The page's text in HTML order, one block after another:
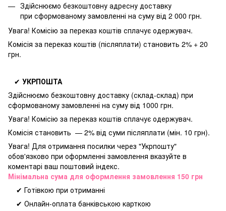
Здійснюємо безкоштовну адресну доставку
при сформованому замовленні на суму від 2 000 грн.
Увага! Комісію за переказ коштів сплачує одержувач.
Комісія за переказ коштів (післяплати) становить 2% + 20
грн.
✔ УКРПОШТА
Здійснюємо безкоштовну доставку (склад-склад) при
сформованому замовленні на суму від 1000 грн.
Увага! Комісію за переказ коштів сплачує одержувач.
Комісія становить — 2% від суми післяплати (мін. 10 грн).
Увага! Для отримання посилки через "Укрпошту"
обов'язково при оформленні замовлення вказуйте в
коментарі ваш поштовий індекс.
Мінімальна сума для оформлення замовлення 150 грн
✔ Готівкою при отриманні
✔ Онлайн-оплата банківською карткою